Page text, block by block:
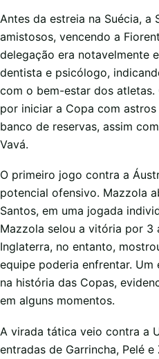
Antes da estreia na Suécia, a
amistosos, vencendo a
delegação era notavelmente
dentista e psicólogo,
com o bem-estar dos atletas.
por iniciar a Copa com
banco de reservas, assim
Vavá.
O primeiro jogo contra a
potencial ofensivo. Mazzola
Santos, em uma jogada
Mazzola selou a vitória por 3
Inglaterra, no entanto,
equipe poderia enfrentar.
na história das Copas,
em alguns momentos.
A virada tática veio contra a
entradas de Garrincha, Pelé